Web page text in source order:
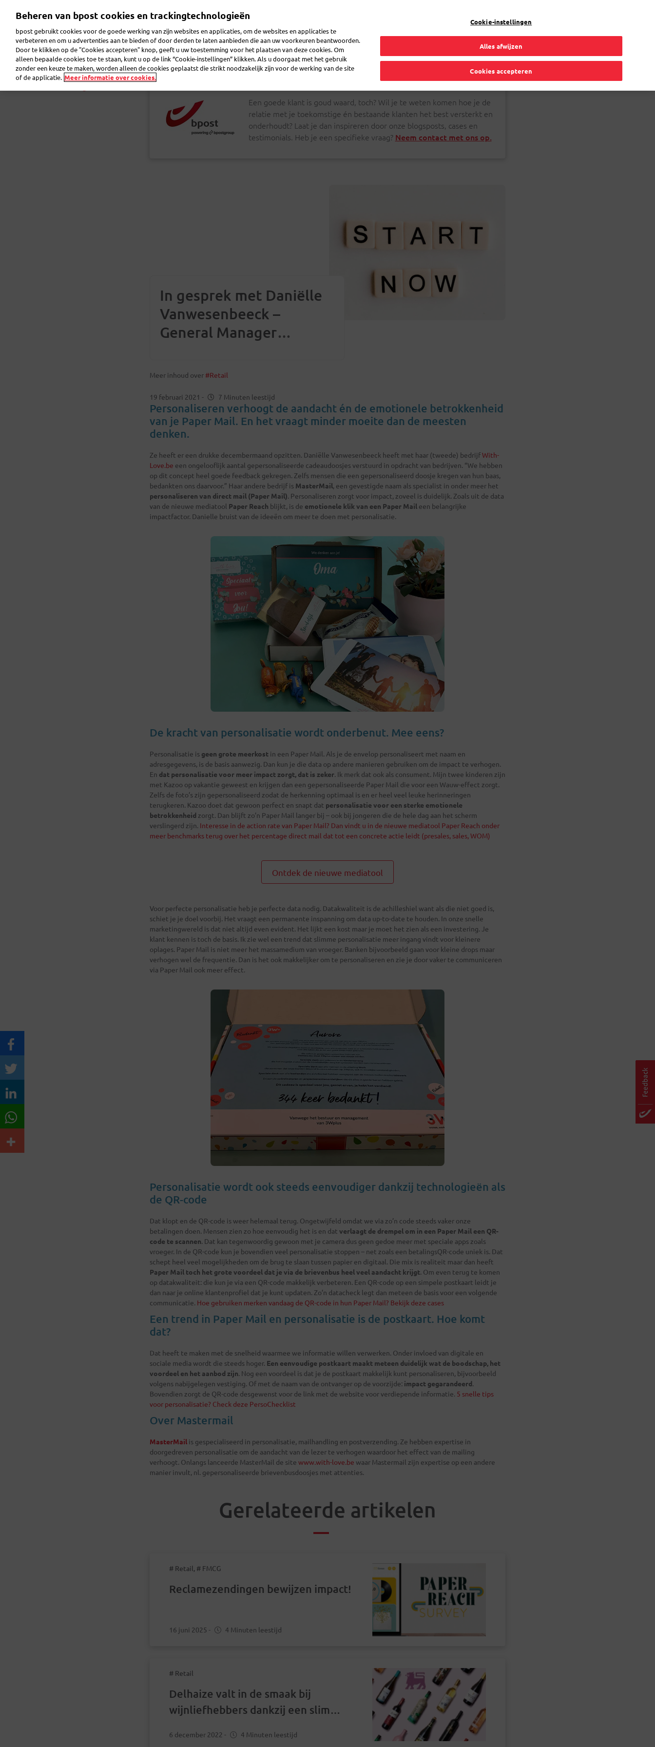
inhoud
Zakelijk
Reclame maken Pakjes verzenden Post verzenden Post ontvangen Logistiek FAQ eShop
Een goede klant is goud waard, toch? Wil je te weten komen hoe je de
relatie met je toekomstige én bestaande klanten het best versterkt en
onderhoudt? Laat je dan inspireren door onze blogsposts, cases en
testimonials. Heb je een specifieke vraag? Neem contact met ons op.
In gesprek met Daniëlle
Vanwesenbeeck –
General Manager
love.be over de
personalisatie
Meer inhoud over #Retail
19 februari 2021 - 7 Minuten leestijd
Personaliseren verhoogt de aandacht én de emotionele betrokkenheid
van je Paper Mail. En het vraagt minder moeite dan de meesten
denken.
Ze heeft er een drukke decembermaand opzitten. Daniëlle Vanwesenbeeck heeft met haar (tweede) bedrijfWith-
Love.be een ongelooflijk aantal gepersonaliseerde cadeaudoosjes verstuurd in opdracht van bedrijven. “We hebben
op dit concept heel goede feedback gekregen. Zelfs mensen die een gepersonaliseerd doosje kregen van hun baas,
bedankten ons daarvoor.” Haar andere bedrijf is MasterMail, een gevestigde naam als specialist in onder meer het
personaliseren van direct mail (Paper Mail). Personaliseren zorgt voor impact, zoveel is duidelijk. Zoals uit de data
van de nieuwe mediatool Paper Reach blijkt, is de emotionele klik van een Paper Mail een belangrijke
impactfactor. Danielle bruist van de ideeën om meer te doen met personalisatie.
De kracht van personalisatie wordt onderbenut. Mee eens?
Personalisatie is geen grote meerkost in een Paper Mail. Als je de envelop personaliseert met naam en
adresgegevens, is de basis aanwezig. Dan kun je die data op andere manieren gebruiken om de impact te verhogen.
En dat personalisatie voor meer impact zorgt, dat is zeker. Ik merk dat ook als consument. Mijn twee kinderen zijn
met Kazoo op vakantie geweest en krijgen dan een gepersonaliseerde Paper Mail die voor een Wauw-effect zorgt.
Zelfs de foto’s zijn gepersonaliseerd zodat de herkenning optimaal is en er heel veel leuke herinneringen
terugkeren. Kazoo doet dat gewoon perfect en snapt dat personalisatie voor een sterke emotionele
betrokkenheid zorgt. Dan blijft zo’n Paper Mail langer bij – ook bij jongeren die de hele dag aan het scherm
verslingerd zijn. Interesse in de action rate van Paper Mail? Dan vindt u in de nieuwe mediatool Paper Reach onder
meer benchmarks terug over het percentage direct mail dat tot een concrete actie leidt (presales, sales, WOM)
Ontdek de nieuwe mediatool
Voor perfecte personalisatie heb je perfecte data nodig. Datakwaliteit is de achilleshiel want als die niet goed is,
schiet je je doel voorbij. Het vraagt een permanente inspanning om data up-to-date te houden. In onze snelle
marketingwereld is dat niet altijd even evident. Het lijkt een kost maar je moet het zien als een investering. Je
klant kennen is toch de basis. Ik zie wel een trend dat slimme personalisatie meer ingang vindt voor kleinere
oplages. Paper Mail is niet meer het massamedium van vroeger. Banken bijvoorbeeld gaan voor kleine drops maar
verhogen wel de frequentie. Dan is het ook makkelijker om te personaliseren en zie je door vaker te communiceren
via Paper Mail ook meer effect.
Personalisatie wordt ook steeds eenvoudiger dankzij technologieën als
de QR-code
Dat klopt en de QR-code is weer helemaal terug. Ongetwijfeld omdat we via zo’n code steeds vaker onze
betalingen doen. Mensen zien zo hoe eenvoudig het is en dat verlaagt de drempel om in een Paper Mail een QR-
code te scannen. Dat kan tegenwoordig gewoon met je camera dus geen gedoe meer met speciale apps zoals
vroeger. In de QR-code kun je bovendien veel personalisatie stoppen – net zoals een betalingsQR-code uniek is. Dat
schept heel veel mogelijkheden om de brug te slaan tussen papier en digitaal. Die mix is realiteit maar dan heeft
Paper Mail toch het grote voordeel dat je via de brievenbus heel veel aandacht krijgt. Om even terug te komen
op datakwaliteit: die kun je via een QR-code makkelijk verbeteren. Een QR-code op een simpele postkaart leidt je
dan naar je online klantenprofiel dat je kunt updaten. Zo’n datacheck legt dan meteen de basis voor een volgende
communicatie. Hoe gebruiken merken vandaag de QR-code in hun Paper Mail? Bekijk deze cases
Een trend in Paper Mail en personalisatie is de postkaart. Hoe komt
dat?
Dat heeft te maken met de snelheid waarmee we informatie willen verwerken. Onder invloed van digitale en
sociale media wordt die steeds hoger. Een eenvoudige postkaart maakt meteen duidelijk wat de boodschap, het
voordeel en het aanbod zijn. Nog een voordeel is dat je de postkaart makkelijk kunt personaliseren, bijvoorbeeld
volgens nabijgelegen vestiging. Of met de naam van de ontvanger op de voorzijde: impact gegarandeerd.
Bovendien zorgt de QR-code desgewenst voor de link met de website voor verdiepende informatie. 5 snelle tips
voor personalisatie? Check deze PersoChecklist
Over Mastermail
MasterMail is gespecialiseerd in personalisatie, mailhandling en postverzending. Ze hebben expertise in
doorgedreven personalisatie om de aandacht van de lezer te verhogen waardoor het effect van de mailing
verhoogt. Onlangs lanceerde MasterMail de site www.with-love.be waar Mastermail zijn expertise op een andere
manier invult, nl. gepersonaliseerde brievenbusdoosjes met attenties.
Gerelateerde artikelen
# Retail, # FMCG
Reclamezendingen bewijzen impact!
16 juni 2025 - 4 Minuten leestijd
# Retail
Delhaize valt in de smaak bij
wijnliefhebbers dankzij een slim
6 december 2022 - 4 Minuten leestijd
Beheren van bpost cookies en trackingtechnologieën
bpost gebruikt cookies voor de goede werking van zijn websites en applicaties, om de websites en applicaties te
verbeteren en om u advertenties aan te bieden of door derden te laten aanbieden die aan uw voorkeuren beantwoorden.
Door te klikken op de "Cookies accepteren" knop, geeft u uw toestemming voor het plaatsen van deze cookies. Om
alleen bepaalde cookies toe te staan, kunt u op de link “Cookie-instellingen” klikken. Als u doorgaat met het gebruik
zonder een keuze te maken, worden alleen de cookies geplaatst die strikt noodzakelijk zijn voor de werking van de site
of de applicatie. Meer informatie over cookies.
Cookie-instellingen
Alles afwijzen
Cookies accepteren